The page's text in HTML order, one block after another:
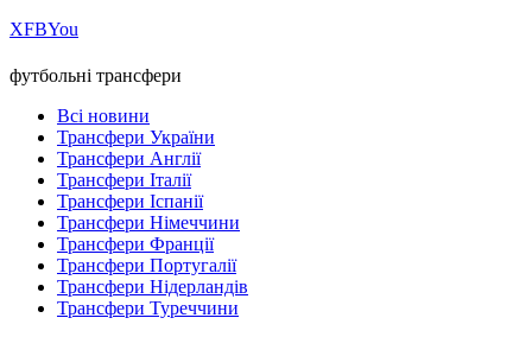
ХFBYou
футбольні трансфери
Всі новини
Трансфери України
Трансфери Англії
Трансфери Італії
Трансфери Іспанії
Трансфери Німеччини
Трансфери Франції
Трансфери Португалії
Трансфери Нідерландів
Трансфери Туреччини